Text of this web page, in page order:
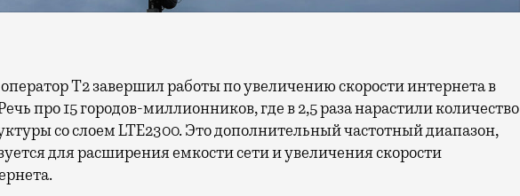
про 15 городов-миллионников, где в 2,5 раза нарастили количество
со слоем LTE2300. Это дополнительный частотный диапазон,
для расширения емкости сети и увеличения скорости